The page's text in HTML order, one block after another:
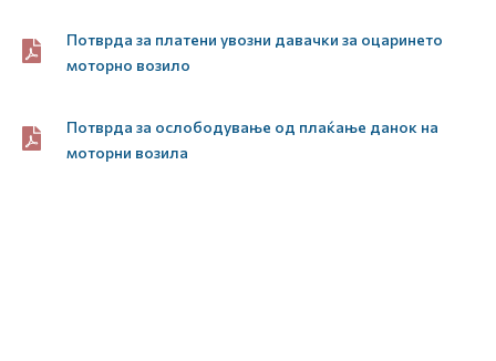
Потврда за платени увозни давачки за оцаринето
моторно возило
Потврда за ослободување од плаќање данок на
моторни возила